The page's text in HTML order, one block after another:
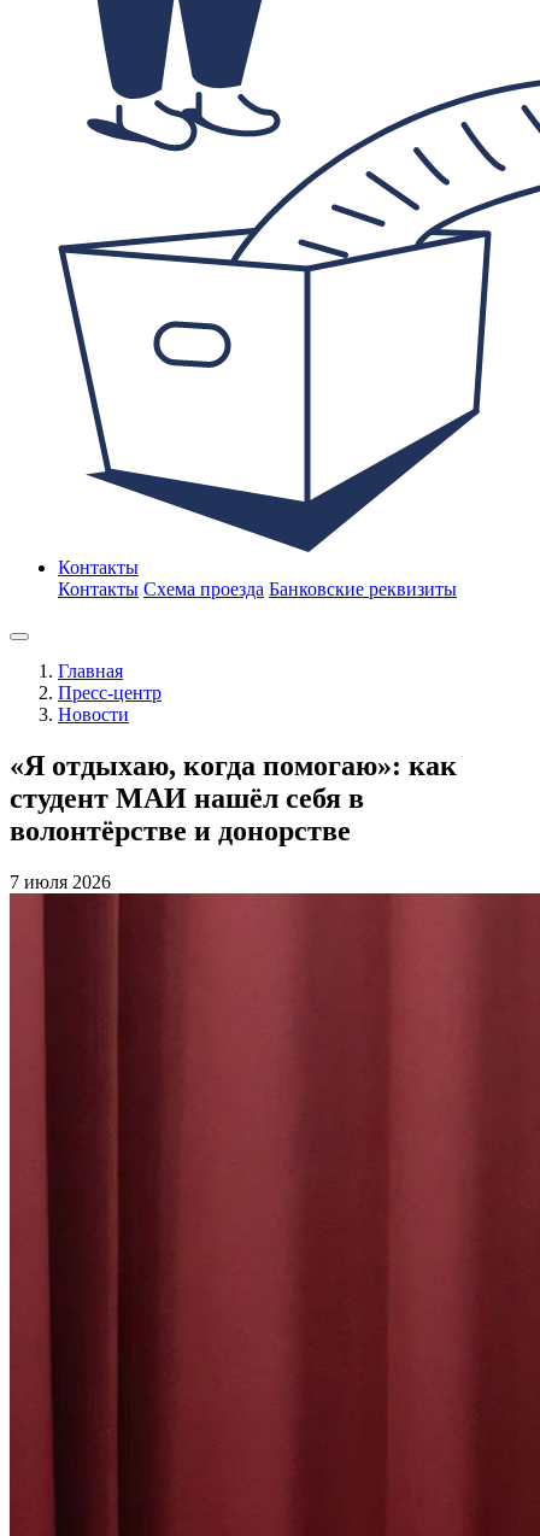
Контакты
Контакты Схема проезда Банковские реквизиты
Главная
Пресс-центр
Новости
«Я отдыхаю, когда помогаю»: как
студент МАИ нашёл себя в
волонтёрстве и донорстве
7 июля 2026